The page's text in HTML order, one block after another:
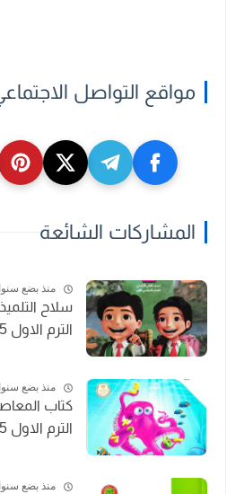
مواقع التواصل
المشاركات الشائعة
منذ بضع
سلاح التلميذ
الترم الاول 2025
منذ بضع
كتاب
الترم الاول 2025
منذ بضع